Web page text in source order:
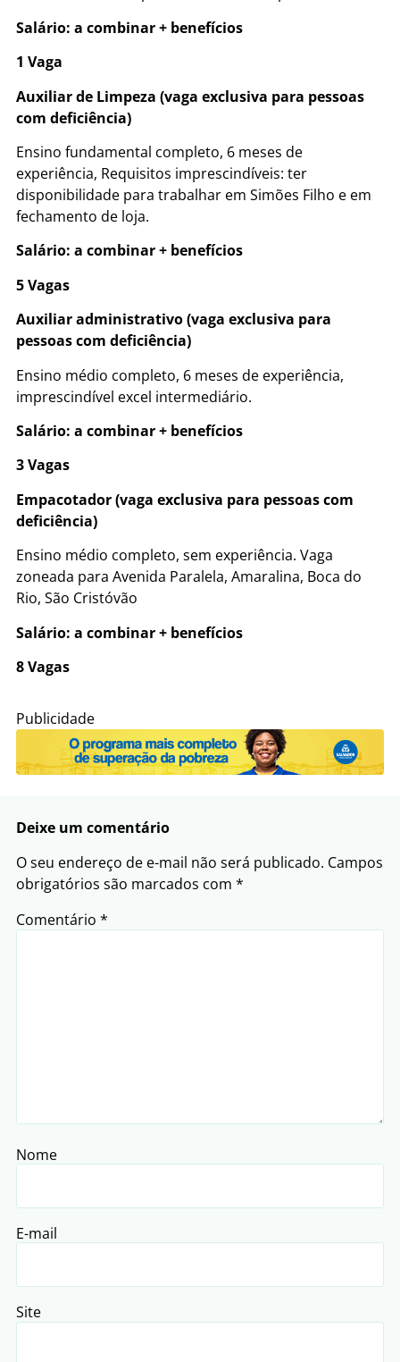
Salário: a combinar + benefícios
1 Vaga
Auxiliar de Limpeza (vaga exclusiva para pessoas
com deficiência)
Ensino fundamental completo, 6 meses de
experiência, Requisitos imprescindíveis: ter
disponibilidade para trabalhar em Simões Filho e em
fechamento de loja.
Salário: a combinar + benefícios
5 Vagas
Auxiliar administrativo (vaga exclusiva para
pessoas com deficiência)
Ensino médio completo, 6 meses de experiência,
imprescindível excel intermediário.
Salário: a combinar + benefícios
3 Vagas
Empacotador (vaga exclusiva para pessoas com
deficiência)
Ensino médio completo, sem experiência. Vaga
zoneada para Avenida Paralela, Amaralina, Boca do
Rio, São Cristóvão
Salário: a combinar + benefícios
8 Vagas
Publicidade
Deixe um comentário
O seu endereço de e-mail não será publicado. Campos
obrigatórios são marcados com *
Comentário *
Nome
E-mail
Site